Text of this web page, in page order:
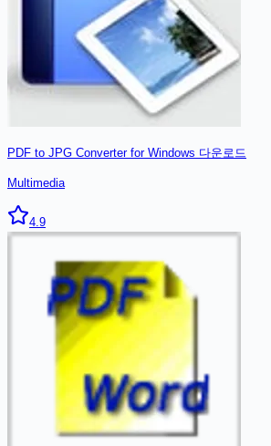
PDF to JPG Converter for Windows 다운로드
Multimedia
4.9